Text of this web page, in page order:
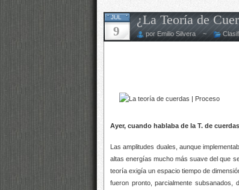
JUL
9
¿La Teoría de
por Emilio Silvera ~
Ayer, cuando hablaba de la T. de
Las amplitudes duales, aunque
altas energías mucho más suave del que
teoría exigía un espacio tiempo de
fueron pronto, parcialmente